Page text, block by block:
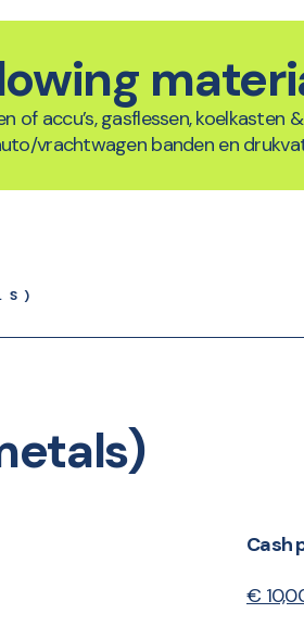
of accu’s, gasflessen, koelkasten
vrachtwagen banden en
Cash
€